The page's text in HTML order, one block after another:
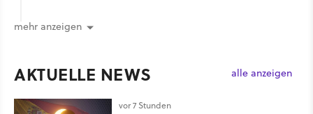
mehr anzeigen
AKTUELLE NEWS alle anzeigen
vor 7 Stunden